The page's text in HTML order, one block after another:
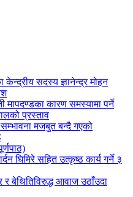
केन्द्रीय सदस्य ज्ञानेन्द्र मोहन
मापदण्डका कारण समस्यामा पर्ने
प्रस्ताव
मजबुत बन्दै गएको
घिमिरे सहित उत्कृष्ठ कार्य गर्ने ३
र बेथितिविरुद्ध आवाज उठाँउदा